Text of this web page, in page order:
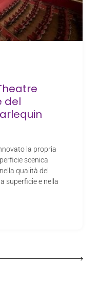
del
la propria
scenica
qualità del
superficie e nella
superficie del palcoscenico con